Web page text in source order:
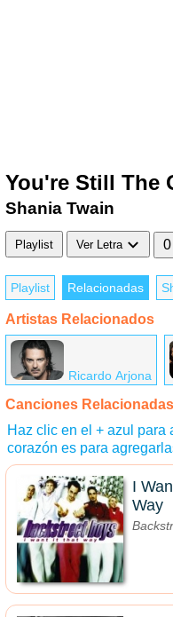
You're Still The
Shania Twain
Playlist Ver Letra 0
Playlist Relacionadas
Artistas Relacionados
Ricardo Arjona
Canciones Relacionadas
Haz clic en el + azul para
corazón es para
I
Way